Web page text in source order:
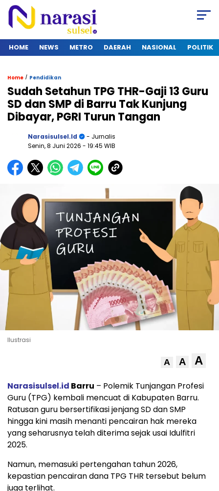
HOME NEWS METRO DAERAH NASIONAL POLITIK
Home / Pendidikan
Sudah Setahun TPG THR-Gaji 13 Guru
SD dan SMP di Barru Tak Kunjung
Dibayar, PGRI Turun Tangan
Narasisulsel.id
- Jurnalis
Senin, 8 Juni 2026 - 19:45 WIB
Ilustrasi
A A A
Narasisulsel.id Barru – Polemik Tunjangan Profesi
Guru (TPG) kembali mencuat di Kabupaten Barru.
Ratusan guru bersertifikasi jenjang SD dan SMP
hingga kini masih menanti pencairan hak mereka
yang seharusnya telah diterima sejak usai Idulfitri
2025.
Namun, memasuki pertengahan tahun 2026,
kepastian pencairan dana TPG THR tersebut belum
juga terlihat.